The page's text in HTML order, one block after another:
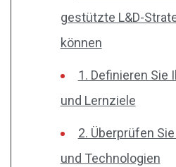
gestützte L&D-
können
1. Definieren Sie
und Lernziele
2. Überprüfen
und Technologien